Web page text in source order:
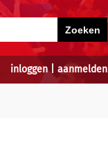
inloggen| aanmelden